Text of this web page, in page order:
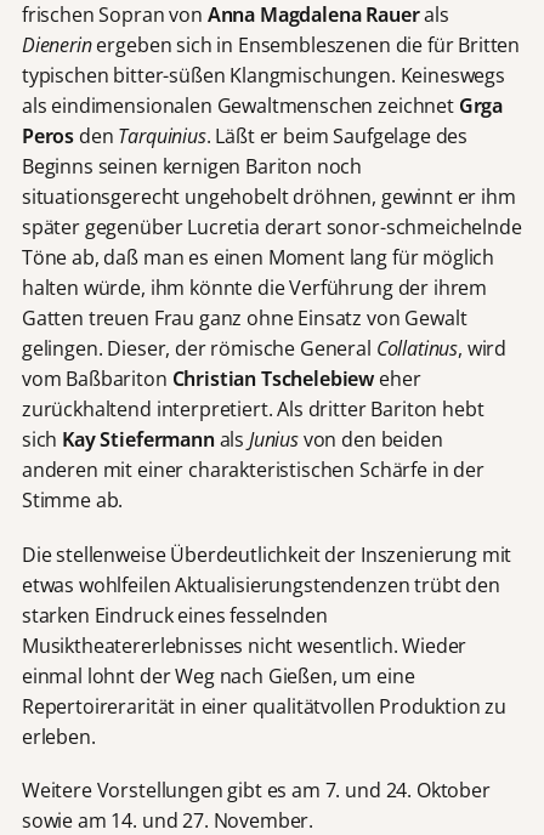
frischen Sopran von Anna Magdalena Rauerals
Dienerinergeben sich in Ensembleszenen die für Britten
typischen bitter-süßen Klangmischungen. Keineswegs
als eindimensionalen Gewaltmenschen zeichnet Grga
Peros den Tarquinius. Läßt er beim Saufgelage des
Beginns seinen kernigen Bariton noch
situationsgerecht ungehobelt dröhnen, gewinnt er ihm
später gegenüber Lucretia derart sonor-schmeichelnde
Töne ab, daß man es einen Moment lang für möglich
halten würde, ihm könnte die Verführung der ihrem
Gatten treuen Frau ganz ohne Einsatz von Gewalt
gelingen. Dieser, der römische General Collatinus, wird
vom Baßbariton Christian Tschelebiew eher
zurückhaltend interpretiert. Als dritter Bariton hebt
sich Kay Stiefermannals Juniusvon den beiden
anderen mit einer charakteristischen Schärfe in der
Stimme ab.
Die stellenweise Überdeutlichkeit der Inszenierung mit
etwas wohlfeilen Aktualisierungstendenzen trübt den
starken Eindruck eines fesselnden
Musiktheatererlebnisses nicht wesentlich. Wieder
einmal lohnt der Weg nach Gießen, um eine
Repertoirerarität in einer qualitätvollen Produktion zu
erleben.
Weitere Vorstellungen gibt es am 7. und 24. Oktober
sowie am 14. und 27. November.